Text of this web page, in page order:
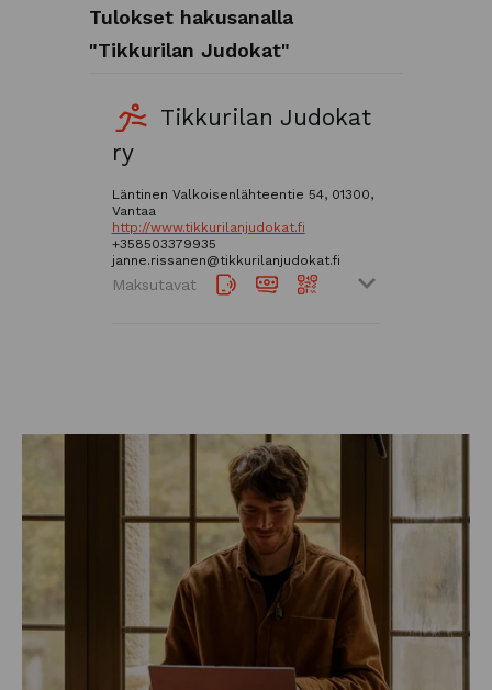
Tulokset hakusanalla
"Tikkurilan Judokat"
Tikkurilan Judokat
ry
Läntinen Valkoisenlähteentie 54, 01300,
Vantaa
http://www.tikkurilanjudokat.fi
+358503379935
janne.rissanen@tikkurilanjudokat.fi
Maksutavat